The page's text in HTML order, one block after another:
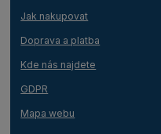
Jak nakupovat
Doprava a platba
Kde nás najdete
GDPR
Mapa webu